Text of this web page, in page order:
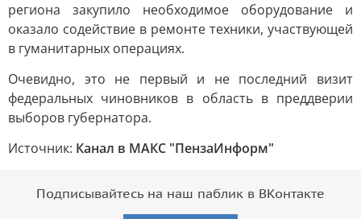
региона закупило необходимое оборудование и
оказало содействие в ремонте техники, участвующей
в гуманитарных операциях.
Очевидно, это не первый и не последний визит
федеральных чиновников в область в преддверии
выборов губернатора.
Источник: Канал в МАКС "ПензаИнформ"
Подписывайтесь на наш паблик в ВКонтакте